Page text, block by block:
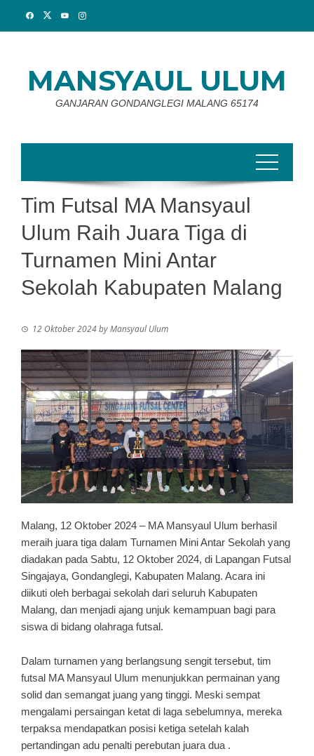
MANSYAUL ULUM
GANJARAN GONDANGLEGI MALANG 65174
Tim Futsal MA Mansyaul
Ulum Raih Juara Tiga di
Turnamen Mini Antar
Sekolah Kabupaten Malang
12 Oktober 2024byMansyaul Ulum
Malang, 12 Oktober 2024 – MA Mansyaul Ulum berhasil
meraih juara tiga dalam Turnamen Mini Antar Sekolah yang
diadakan pada Sabtu, 12 Oktober 2024, di Lapangan Futsal
Singajaya, Gondanglegi, Kabupaten Malang. Acara ini
diikuti oleh berbagai sekolah dari seluruh Kabupaten
Malang, dan menjadi ajang unjuk kemampuan bagi para
siswa di bidang olahraga futsal.
Dalam turnamen yang berlangsung sengit tersebut, tim
futsal MA Mansyaul Ulum menunjukkan permainan yang
solid dan semangat juang yang tinggi. Meski sempat
mengalami persaingan ketat di laga sebelumnya, mereka
terpaksa mendapatkan posisi ketiga setelah kalah
pertandingan adu penalti perebutan juara dua .